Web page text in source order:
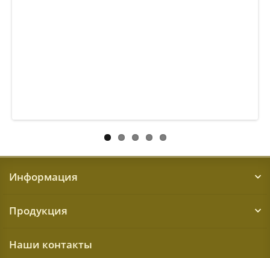
Информация
Продукция
Наши контакты